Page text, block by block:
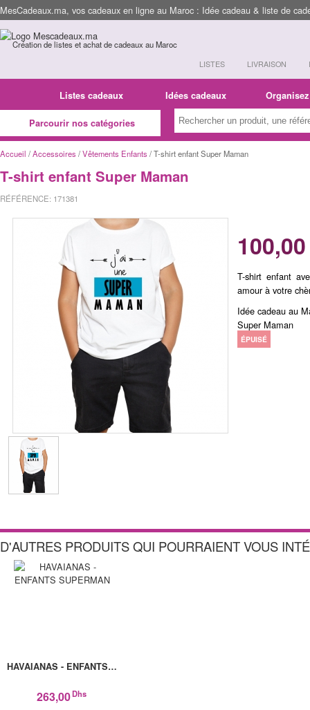
MesCadeaux.ma, vos cadeaux en ligne au Maroc : Idée cadeau & liste de
Création de listes et achat de cadeaux au Maroc
LISTES LIVRAISON
Listes cadeaux Idées cadeaux
Parcourir nos catégories
Accueil /Accessoires /Vêtements Enfants / T-shirt enfant Super Maman
T-shirt enfant Super Maman
RÉFÉRENCE: 171381
100,00
T-shirt enfant
amour à votre
Idée cadeau au
Super Maman
ÉPUISÉ
D'AUTRES PRODUITS QUI POURRAIENT VOUS
HAVAIANAS - ENFANTS…
263,00Dhs